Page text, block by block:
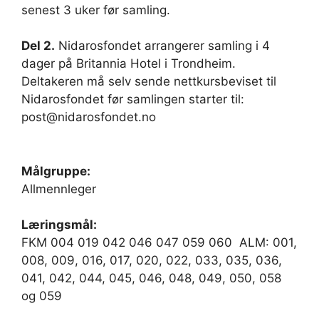
senest 3 uker før samling.
Del 2. Nidarosfondet arrangerer samling i 4
dager på Britannia Hotel i Trondheim.
Deltakeren må selv sende nettkursbeviset til
Nidarosfondet før samlingen starter til:
post@nidarosfondet.no
Målgruppe:
Allmennleger
Læringsmål:
FKM 004 019 042 046 047 059 060 ALM: 001,
008, 009, 016, 017, 020, 022, 033, 035, 036,
041, 042, 044, 045, 046, 048, 049, 050, 058
og 059